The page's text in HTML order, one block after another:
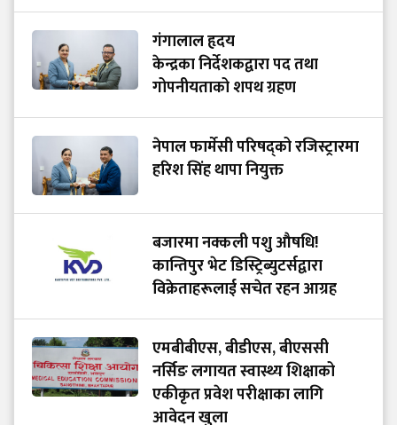
गंगालाल हृदय
केन्द्रका निर्देशकद्वारा पद तथा
गोपनीयताको शपथ ग्रहण
नेपाल फार्मेसी परिषद्को रजिस्ट्रारमा
हरिश सिंह थापा नियुक्त
बजारमा नक्कली पशु औषधि!
कान्तिपुर भेट डिस्ट्रिब्युटर्सद्वारा
विक्रेताहरूलाई सचेत रहन आग्रह
एमबीबीएस, बीडीएस, बीएससी
नर्सिङ लगायत स्वास्थ्य शिक्षाको
एकीकृत प्रवेश परीक्षाका लागि
आवेदन खुला